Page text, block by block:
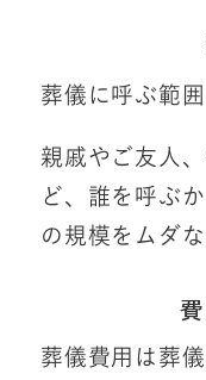
葬儀に呼ぶ範
親戚やご友人
ど、誰を呼ぶ
の規模をムダ
葬儀費用は葬